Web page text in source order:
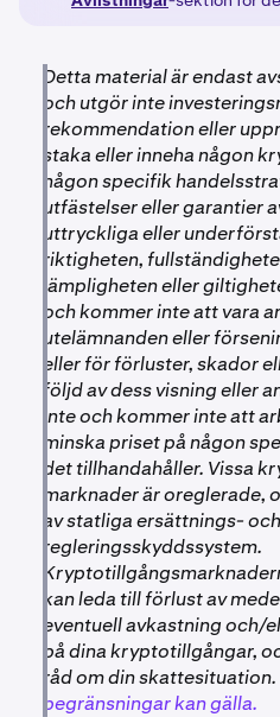
ELIZAOS-handel och
ELIZAOS kommer att
när distributionen är
För mer information om
https://paragraph.com/
ai16z-elizaos
Detta material är endast
och utgör inte
rekommendation eller
staka eller inneha någon
någon specifik
utfästelser eller garantier
uttryckliga eller
riktigheten,
lämpligheten eller
och kommer inte att vara
utelämnanden eller
eller för förluster, skador
följd av dess visning eller
inte och kommer inte att
minska priset på någon
det tillhandahåller. Vissa
marknader är oreglerade,
av statliga ersättnings-
regleringsskyddssystem.
kan leda till förlust av
eventuell avkastning och/
på dina kryptotillgångar,
råd om din skattesituation.
begränsningar kan gälla.